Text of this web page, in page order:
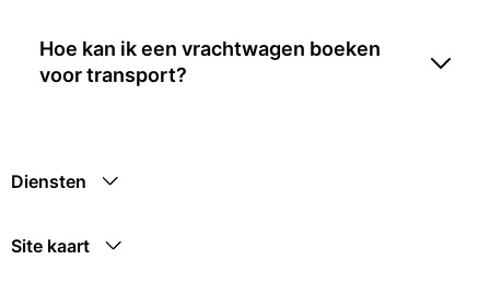
Hoe kan ik een vrachtwagen boeken
voor transport?
Diensten
Site kaart